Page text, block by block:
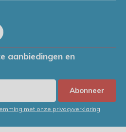
aanbiedingen en
Abonneer
met onze privacyverklaring